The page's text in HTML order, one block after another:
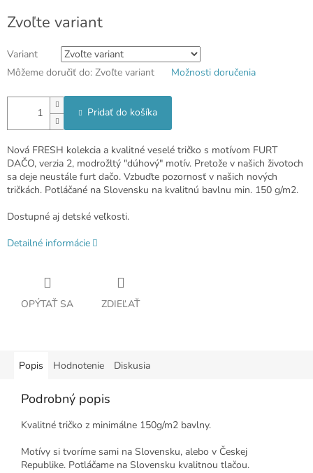
cena:
Zvoľte variant
Variant
Môžeme doručiť do: Zvoľte variant Možnosti doručenia
Pridať do košíka
Nová FRESH kolekcia a kvalitné veselé tričko s motívom FURT
DAČO, verzia 2, modrožltý "dúhový" motív. Pretože v našich životoch
sa deje neustále furt dačo. Vzbuďte pozornosť v našich nových
tričkách. Potláčané na Slovensku na kvalitnú bavlnu min. 150 g/m2.
Dostupné aj detské veľkosti.
Detailné informácie
OPÝTAŤ SA ZDIEĽAŤ
Popis Hodnotenie Diskusia
Podrobný popis
Kvalitné tričko z minimálne 150g/m2 bavlny.
Motívy si tvoríme sami na Slovensku, alebo v Českej
Republike. Potláčame na Slovensku kvalitnou tlačou.